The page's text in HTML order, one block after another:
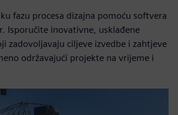
fazu procesa dizajna pomoću softvera
Isporučite inovativne, usklađene
zadovoljavaju ciljeve izvedbe i zahtjeve
održavajući projekte na vrijeme i